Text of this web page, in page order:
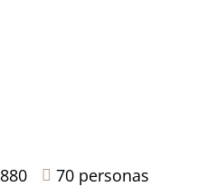
 70 personas